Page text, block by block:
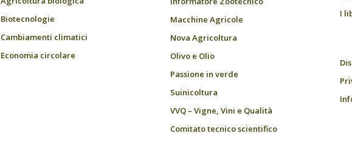
Biotecnologie
Cambiamenti climatici
Economia circolare
Macchine Agricole
Nova Agricoltura
Olivo e Olio
Passione in verde
Suinicoltura
VVQ – Vigne, Vini e Qualità
Comitato tecnico scientifico
I